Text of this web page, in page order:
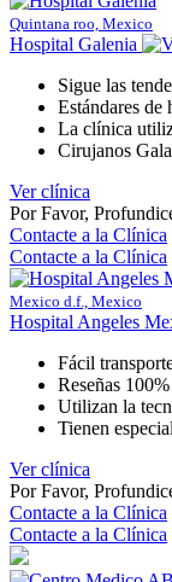
Quintana roo, Mexico
Hospital Galenia
Sigue las
Estándares de
La clínica
Cirujanos
Ver clínica
Por Favor,
Contacte a la Clínica
Contacte a la Clínica
Mexico d.f., Mexico
Hospital Angeles
Fácil
Reseñas
Utilizan la
Tienen
Ver clínica
Por Favor,
Contacte a la Clínica
Contacte a la Clínica